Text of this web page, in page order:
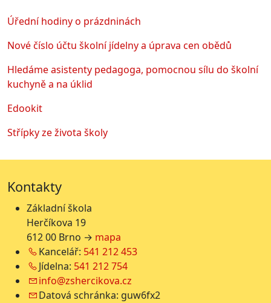
Úřední hodiny o prázdninách
Nové číslo účtu školní jídelny a úprava cen obědů
Hledáme asistenty pedagoga, pomocnou sílu do školní
kuchyně a na úklid
Edookit
Střípky ze života školy
Kontakty
Základní škola
Herčíkova 19
612 00 Brno → mapa
Kancelář: 541 212 453
Jídelna: 541 212 754
info@zshercikova.cz
Datová schránka: guw6fx2